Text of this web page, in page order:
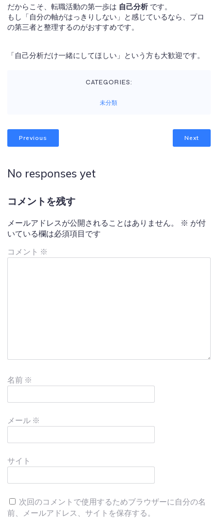
だからこそ、転職活動の第一歩は 自己分析です。
もし「自分の軸がはっきりしない」と感じているなら、プロ
の第三者と整理するのがおすすめです。
「自己分析だけ一緒にしてほしい」という方も大歓迎です。
CATEGORIES:
未分類
Previous Next
No responses yet
コメントを残す
メールアドレスが公開されることはありません。 ※ が付
いている欄は必須項目です
コメント ※
名前 ※
メール ※
サイト
次回のコメントで使用するためブラウザーに自分の名
前、メールアドレス、サイトを保存する。